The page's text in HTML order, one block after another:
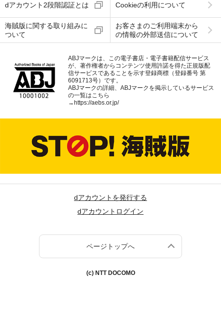
dアカウント2段階認証とは Cookieの利用について
海賊版に関する取り組みに
ついて
お客さまのご利用端末から
の情報の外部送信について
ABJマークは、この電子書店・電子書籍配信サービス
が、著作権者からコンテンツ使用許諾を得た正規版配
信サービスであることを示す登録商標（登録番号 第
6091713号）です。
ABJマークの詳細、ABJマークを掲示しているサービス
の一覧はこちら
→https://aebs.or.jp/
dアカウントを発行する
dアカウントログイン
ページトップへ
(c) NTT DOCOMO